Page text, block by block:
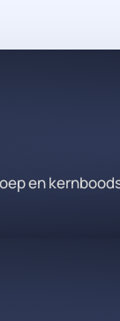
en